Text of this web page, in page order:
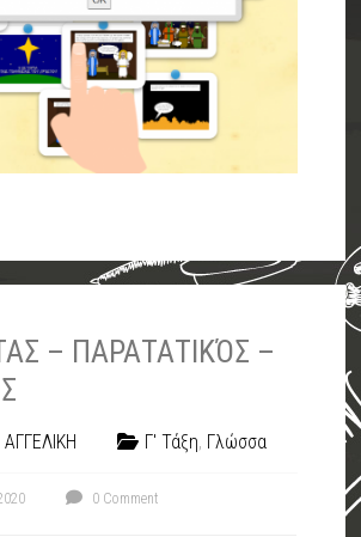
– ΠΑΡΑΤΑΤΙΚΌΣ –
Γ' Τάξη, Γλώσσα
0 Comment